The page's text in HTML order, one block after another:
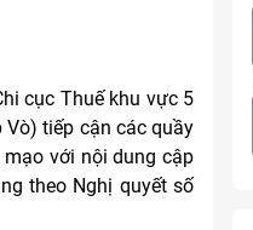
cục Thuế khu vực 5
Vò) tiếp cận các quầy
với nội dung cập
theo Nghị quyết số